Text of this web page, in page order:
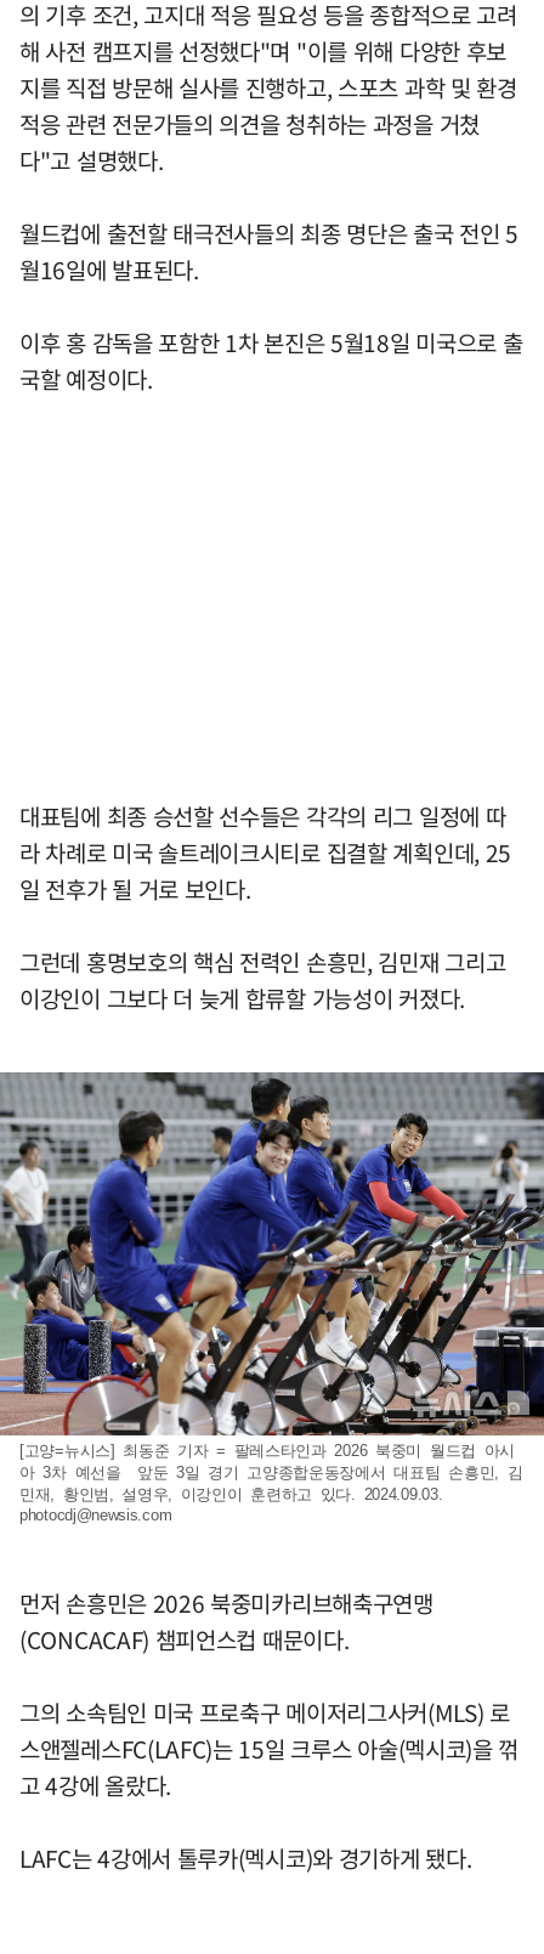
의 기후 조건, 고지대 적응 필요성 등을 종합적으로 고려
해 사전 캠프지를 선정했다"며 "이를 위해 다양한 후보
지를 직접 방문해 실사를 진행하고, 스포츠 과학 및 환경
적응 관련 전문가들의 의견을 청취하는 과정을 거쳤
다"고 설명했다.
월드컵에 출전할 태극전사들의 최종 명단은 출국 전인 5
월16일에 발표된다.
이후 홍 감독을 포함한 1차 본진은 5월18일 미국으로 출
국할 예정이다.
대표팀에 최종 승선할 선수들은 각각의 리그 일정에 따
라 차례로 미국 솔트레이크시티로 집결할 계획인데, 25
일 전후가 될 거로 보인다.
그런데 홍명보호의 핵심 전력인 손흥민, 김민재 그리고
이강인이 그보다 더 늦게 합류할 가능성이 커졌다.
[고양=뉴시스] 최동준 기자 = 팔레스타인과 2026 북중미 월드컵 아시
아 3차 예선을 앞둔 3일 경기 고양종합운동장에서 대표팀 손흥민, 김
민재, 황인범, 설영우, 이강인이 훈련하고 있다. 2024.09.03.
photocdj@newsis.com
먼저 손흥민은 2026 북중미카리브해축구연맹
(CONCACAF) 챔피언스컵 때문이다.
그의 소속팀인 미국 프로축구 메이저리그사커(MLS) 로
스앤젤레스FC(LAFC)는 15일 크루스 아술(멕시코)을 꺾
고 4강에 올랐다.
LAFC는 4강에서 톨루카(멕시코)와 경기하게 됐다.